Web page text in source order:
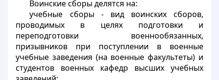
Воинские сборы делятся на:
учебные сборы - вид воинских сборов,
проводимых в целях подготовки и
переподготовки военнообязанных,
призывников при поступлении в военные
учебные заведения (на военные факультеты) и
студентов военных кафедр высших учебных